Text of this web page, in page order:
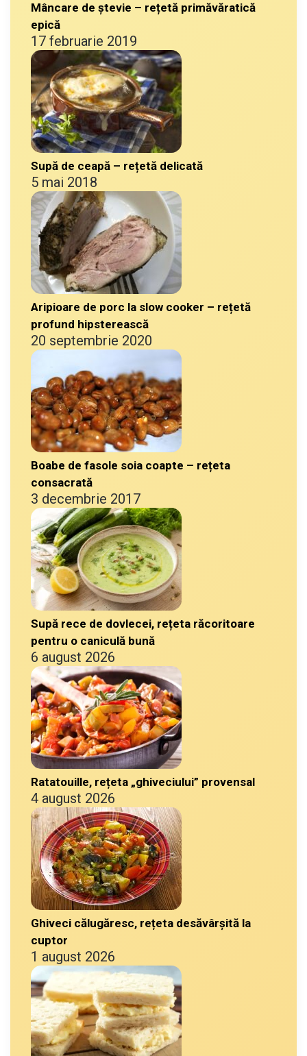
Mâncare de ștevie – rețetă primăvăratică
epică
17 februarie 2019
Supă de ceapă – rețetă delicată
5 mai 2018
Aripioare de porc la slow cooker – rețetă
profund hipsterească
20 septembrie 2020
Boabe de fasole soia coapte – rețeta
consacrată
3 decembrie 2017
Supă rece de dovlecei, rețeta răcoritoare
pentru o caniculă bună
6 august 2026
Ratatouille, rețeta „ghiveciului” provensal
4 august 2026
Ghiveci călugăresc, rețeta desăvârșită la
cuptor
1 august 2026